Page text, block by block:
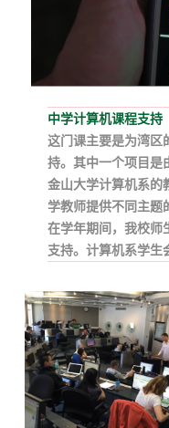
中学计算机课程支持
这门课主要是为湾区
持。 其中一个项目是
金山大学计算机系的
学教师提供不同主题
在学年期间，我校师
支持。计算机系学生